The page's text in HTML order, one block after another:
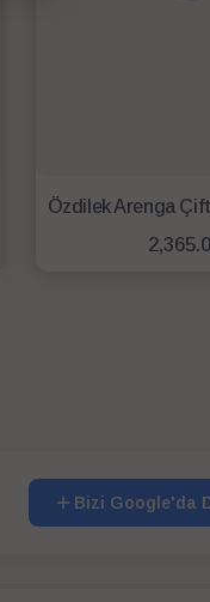
Bizi Google'da